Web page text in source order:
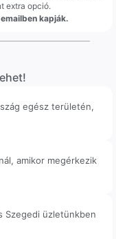
extra opció.
kapják.
egész területén,
amikor megérkezik
Szegedi üzletünkben